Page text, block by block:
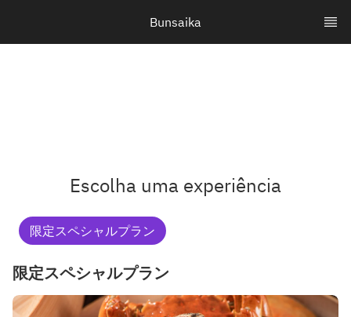
Bunsaika
Escolha uma experiência
限定スペシャルプラン
限定スペシャルプラン